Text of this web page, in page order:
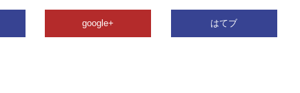
google+ はてブ